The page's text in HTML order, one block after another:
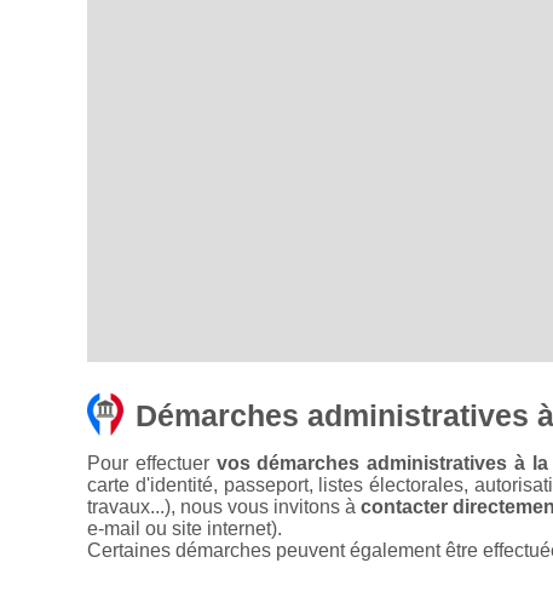
Démarches administratives
Pour effectuer vos démarches administratives à
carte d'identité, passeport, listes électorales,
travaux...), nous vous invitons à contacter
e-mail ou site internet).
Certaines démarches peuvent également être